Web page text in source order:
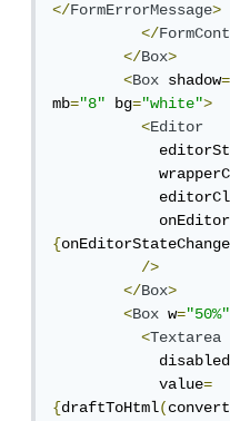
</FormErrorMessage>
</
</Box>
<Box shadow
mb="8" bg="white">
<Editor
{
/>
</Box>
<Box w="50%"
<Textarea
            disabled
            value
=
{draftToHtml(